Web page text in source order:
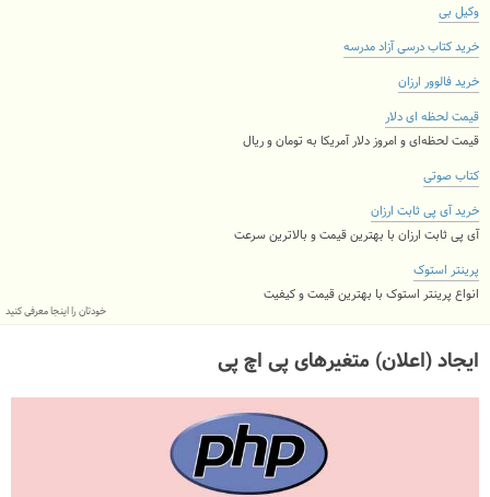
وکیل بی
خرید کتاب درسی آزاد مدرسه
خرید فالوور ارزان
قیمت لحظه ای دلار
قیمت لحظه‌ای و امروز دلار آمریکا به تومان و ریال
کتاب صوتی
خرید آی پی ثابت ارزان
آی پی ثابت ارزان با بهترین قیمت و بالاترین سرعت
پرینتر استوک
انواع پرینتر استوک با بهترین قیمت و کیفیت
خودتان را اینجا معرفی کنید
ایجاد (اعلان) متغیرهای پی اچ پی